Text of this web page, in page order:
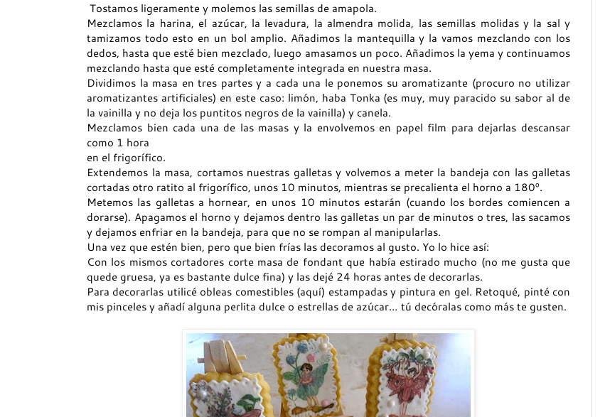
Tostamos ligeramente y molemos las semillas de amapola.
Mezclamos la harina, el azúcar, la levadura, la almendra molida, las semillas molidas y la sal y
tamizamos todo esto en un bol amplio. Añadimos la mantequilla y la vamos mezclando con los
dedos, hasta que esté bien mezclado, luego amasamos un poco. Añadimos la yema y continuamos
mezclando hasta que esté completamente integrada en nuestra masa.
Dividimos la masa en tres partes y a cada una le ponemos su aromatizante (procuro no utilizar
aromatizantes artificiales) en este caso: limón, haba Tonka (es muy, muy paracido su sabor al de
la vainilla y no deja los puntitos negros de la vainilla) y canela.
Mezclamos bien cada una de las masas y la envolvemos en papel film para dejarlas descansar
como 1 hora
en el frigorífico.
Extendemos la masa, cortamos nuestras galletas y volvemos a meter la bandeja con las galletas
cortadas otro ratito al frigorífico, unos 10 minutos, mientras se precalienta el horno a 180º.
Metemos las galletas a hornear, en unos 10 minutos estarán (cuando los bordes comiencen a
dorarse). Apagamos el horno y dejamos dentro las galletas un par de minutos o tres, las sacamos
y dejamos enfriar en la bandeja, para que no se rompan al manipularlas.
Una vez que estén bien, pero que bien frías las decoramos al gusto. Yo lo hice así:
Con los mismos cortadores corte masa de fondant que había estirado mucho (no me gusta que
quede gruesa, ya es bastante dulce fina) y las dejé 24 horas antes de decorarlas.
Para decorarlas utilicé obleas comestibles (aquí) estampadas y pintura en gel. Retoqué, pinté con
mis pinceles y añadí alguna perlita dulce o estrellas de azúcar… tú decóralas como más te gusten.